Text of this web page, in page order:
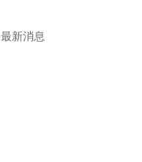
最新消息